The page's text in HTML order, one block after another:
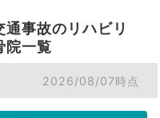
事故のリハビリ
院一覧
2026/08/07時点